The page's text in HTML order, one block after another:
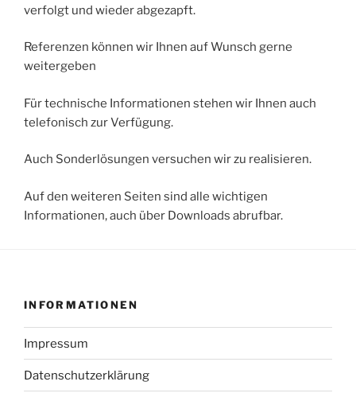
verfolgt und wieder abgezapft.
Referenzen können wir Ihnen auf Wunsch gerne
weitergeben
Für technische Informationen stehen wir Ihnen auch
telefonisch zur Verfügung.
Auch Sonderlösungen versuchen wir zu realisieren.
Auf den weiteren Seiten sind alle wichtigen
Informationen, auch über Downloads abrufbar.
INFORMATIONEN
Impressum
Datenschutzerklärung